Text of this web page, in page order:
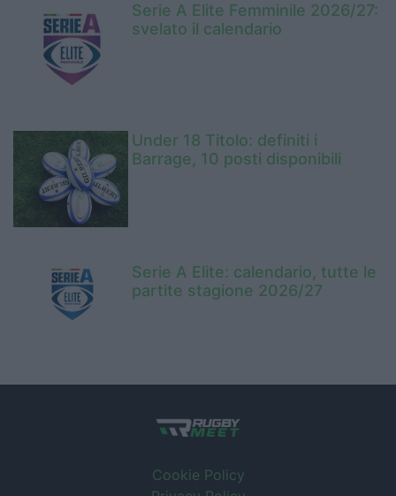
Serie A Elite Femminile 2026/27:
svelato il calendario
Under 18 Titolo: definiti i
Barrage, 10 posti disponibili
Serie A Elite: calendario, tutte le
partite stagione 2026/27
Cookie Policy